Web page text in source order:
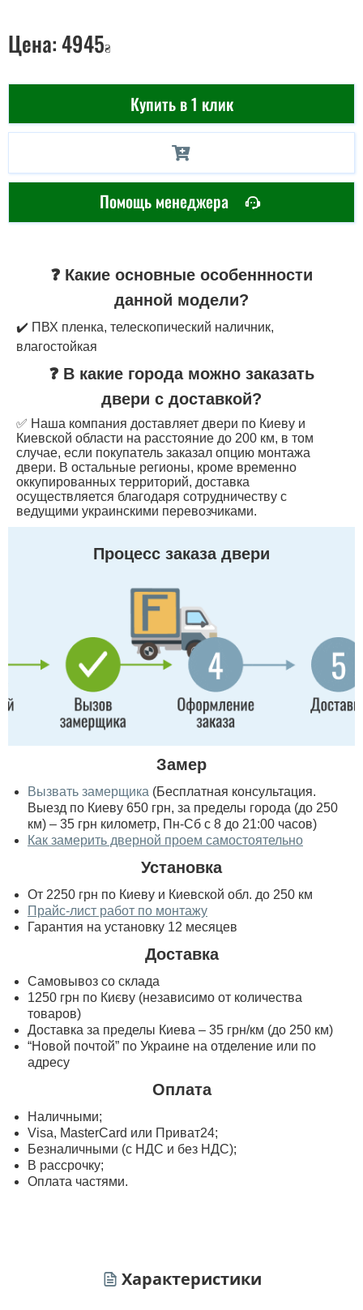
Цена:4945₴
Купить в 1 клик
Помощь менеджера
❓ Какие основные особеннности
данной модели?
✔️ ПВХ пленка, телескопический наличник,
влагостойкая
❓ В какие города можно заказать
двери с доставкой?
✅ Наша компания доставляет двери по Киеву и
Киевской области на расстояние до 200 км, в том
случае, если покупатель заказал опцию монтажа
двери. В остальные регионы, кроме временно
оккупированных территорий, доставка
осуществляется благодаря сотрудничеству с
ведущими украинскими перевозчиками.
Процесс заказа двери
Замер
Вызвать замерщика (Бесплатная консультация.
Выезд по Киеву 650 грн, за пределы города (до 250
км) – 35 грн километр, Пн-Сб с 8 до 21:00 часов)
Как замерить дверной проем самостоятельно
Установка
От 2250 грн по Киеву и Киевской обл. до 250 км
Прайс-лист работ по монтажу
Гарантия на установку 12 месяцев
Доставка
Самовывоз со склада
1250 грн по Києву (независимо от количества
товаров)
Доставка за пределы Киева – 35 грн/км (до 250 км)
“Новой почтой” по Украине на отделение или по
адресу
Оплата
Наличными;
Visa, MasterСard или Приват24;
Безналичными (с НДС и без НДС);
В рассрочку;
Оплата частями.
Характеристики